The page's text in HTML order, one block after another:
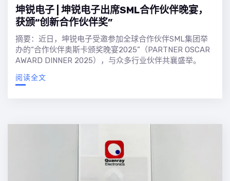
坤锐电子 | 坤锐电子出席SML合作伙伴晚宴，
获颁“创新合作伙伴奖”
摘要：近日，坤锐电子受邀参加全球合作伙伴SML集团举
办的“合作伙伴奥斯卡颁奖晚宴2025”（PARTNER OSCAR
AWARD DINNER 2025），与众多行业伙伴共襄盛举。
阅读全文